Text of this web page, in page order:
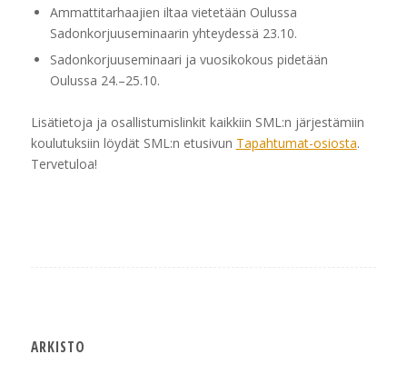
Ammattitarhaajien iltaa vietetään Oulussa
Sadonkorjuuseminaarin yhteydessä 23.10.
Sadonkorjuuseminaari ja vuosikokous pidetään
Oulussa 24.–25.10.
Lisätietoja ja osallistumislinkit kaikkiin SML:n järjestämiin
koulutuksiin löydät SML:n etusivun Tapahtumat-osiosta.
Tervetuloa!
ARKISTO